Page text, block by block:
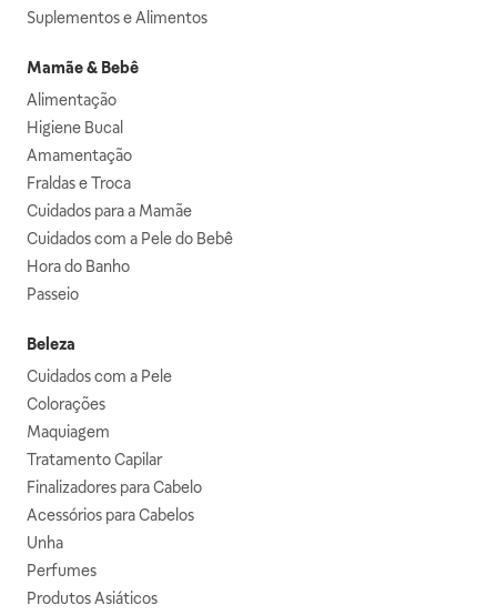
Suplementos e Alimentos
Mamãe & Bebê
Alimentação
Higiene Bucal
Amamentação
Fraldas e Troca
Cuidados para a Mamãe
Cuidados com a Pele do Bebê
Hora do Banho
Passeio
Beleza
Cuidados com a Pele
Colorações
Maquiagem
Tratamento Capilar
Finalizadores para Cabelo
Acessórios para Cabelos
Unha
Perfumes
Produtos Asiáticos